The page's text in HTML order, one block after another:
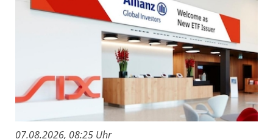
07.08.2026, 08:25 Uhr